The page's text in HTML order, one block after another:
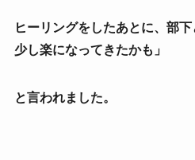
ヒーリングをしたあとに、部
少し楽になってきたかも」
と言われました。